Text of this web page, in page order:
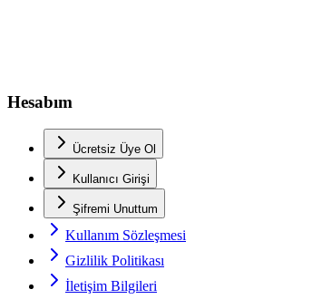
Hesabım
Ücretsiz Üye Ol
Kullanıcı Girişi
Şifremi Unuttum
Kullanım Sözleşmesi
Gizlilik Politikası
İletişim Bilgileri